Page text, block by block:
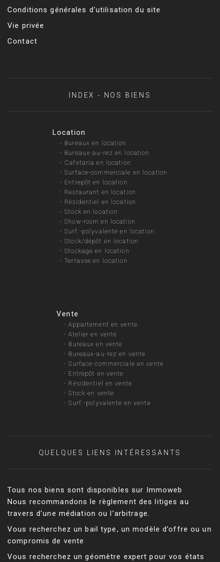
Conditions générales d’utilisation du site
Vie privée
Contact
INDEX - NOS BIENS
Location
- Bureaux en location
- Bureaux-au-rez en location
- Cafetaria en location
-Surface-commerciale en location
- Entrepôt en location
- Restaurant en location
- Résidentiel en location
-Stock en location
-Show-room en location
-Surf.-polyvalente en location
-Stock/dépôt en location
-Stockage en location
-Terrasse en location
Vente
-Appartement en vente
-Atelier en vente
- Bureaux en vente
- Bureaux-au-rez en vente
-Surface-commerciale en vente
- Entrepôt en vente
- Résidentiel en vente
-Stock en vente
-Surf.-polyvalente en vente
QUELQUES LIENS INTÉRESSANTS
Tous nos biens sont disponibles sur Immoweb
Nous recommandons le règlement des litiges au
travers d’une médiation ou l’arbitrage.
Vous recherchez un bail type, un modèle d’offre ou un
compromis de vente
Vous recherchez un géomètre expert pour vos états